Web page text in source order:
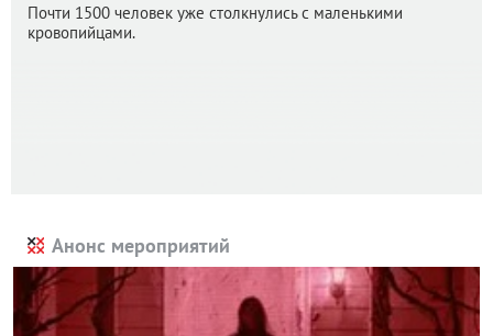
Почти 1500 человек уже столкнулись с маленькими
кровопийцами.
Анонс мероприятий